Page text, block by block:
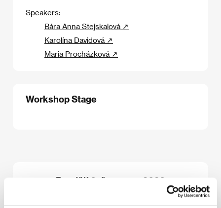
Speakers:
Bára Anna Stejskalová ↗
Karolína Davidová ↗
Maria Procházková ↗
Workshop Stage
Pondělí 6. července 2026